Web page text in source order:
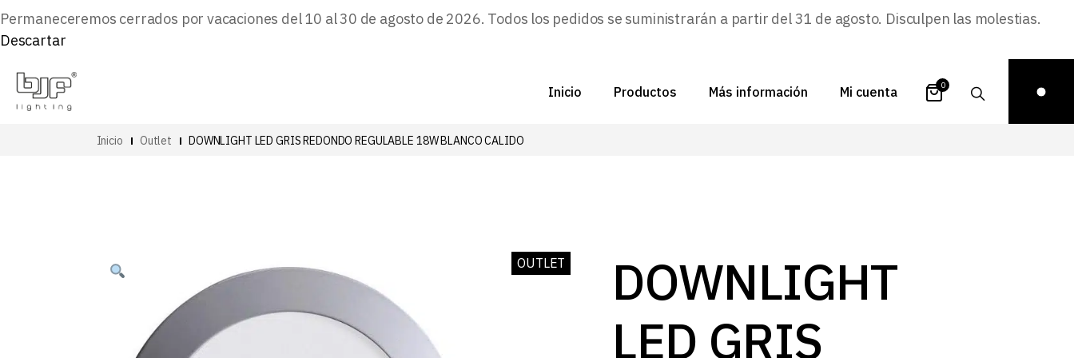
Permaneceremos cerrados por vacaciones del 10 al 30 de agosto de 2026. Todos los pedidos se suministrarán a partir del 31 de agosto. Disculpen las molestias.
Descartar
Inicio Productos Más información
FAQs
Proyectos
Zona de inspiración
Mi cuenta
contraseña
0
Inicio Outlet DOWNLIGHT LED GRIS REDONDO REGULABLE 18W BLANCO CALIDO
OUTLET
DOWNLIGHT
LED GRIS